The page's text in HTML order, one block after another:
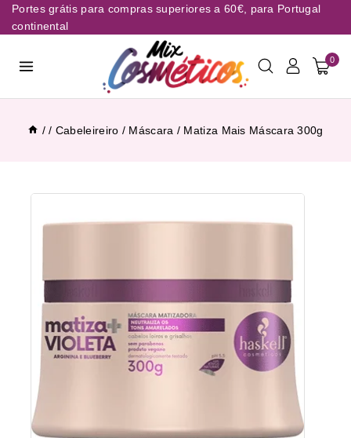
Portes grátis para compras superiores a 60€, para Portugal
continental
0
/ / Cabeleireiro / Máscara / Matiza Mais Máscara 300g